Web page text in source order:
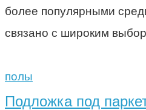
более популярными
связано с широким
полы
Подложка под